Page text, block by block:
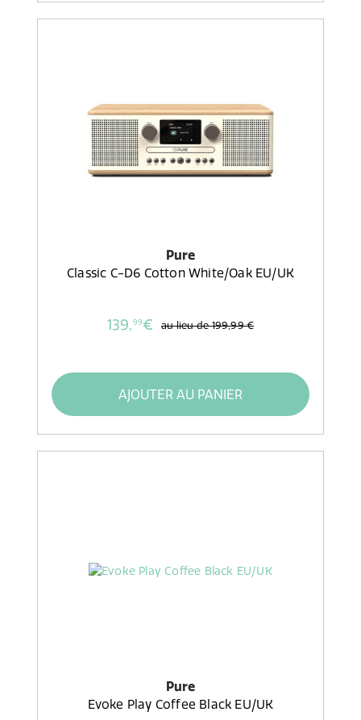
Pure
Classic C-D6 Cotton White/Oak EU/UK
139,99€ au lieu de199,99 €
AJOUTER AU PANIER
Pure
Evoke Play Coffee Black EU/UK